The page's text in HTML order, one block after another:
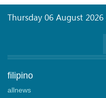
Thursday 06 August 2026
filipino
allnews